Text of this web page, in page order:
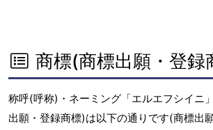
商標(商標出願・登録
称呼(呼称)・ネーミング「エルエフシイニ
出願・登録商標)は以下の通りです(商標出